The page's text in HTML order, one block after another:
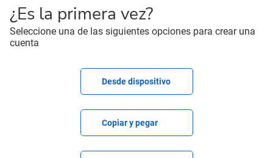
¿Es la primera vez?
Seleccione una de las siguientes opciones para crear una
cuenta
Desde dispositivo
Copiar y pegar